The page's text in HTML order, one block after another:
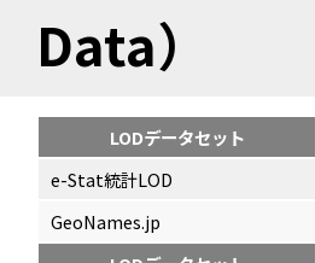
Data）
LODデータセット
e-Stat統計LOD
GeoNames.jp